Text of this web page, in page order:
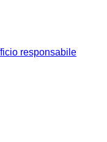
responsabile